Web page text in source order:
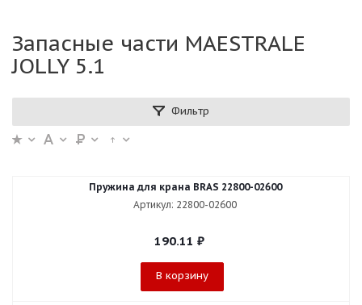
Запасные части MAESTRALE
JOLLY 5.1
Фильтр
Пружина для крана BRAS 22800-02600
Артикул: 22800-02600
190.11 ₽
В корзину